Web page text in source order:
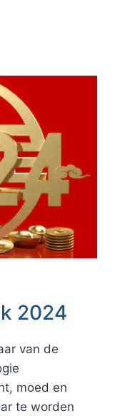
2024
van de
moed en
te worden